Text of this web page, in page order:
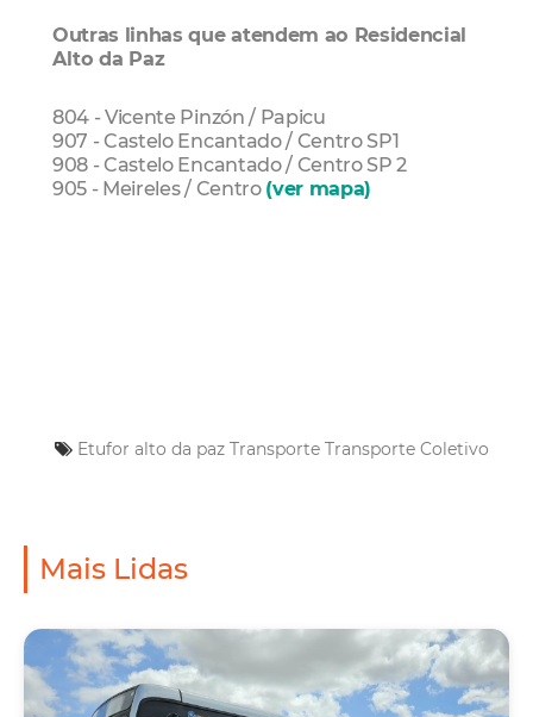
Outras linhas que atendem ao Residencial
Alto da Paz
804 - Vicente Pinzón / Papicu
907 - Castelo Encantado / Centro SP1
908 - Castelo Encantado / Centro SP 2
905 - Meireles / Centro (ver mapa)
Etufor alto da paz Transporte Transporte Coletivo
Mais Lidas